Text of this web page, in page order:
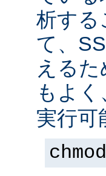
析する
て、
える
もよく
実行可